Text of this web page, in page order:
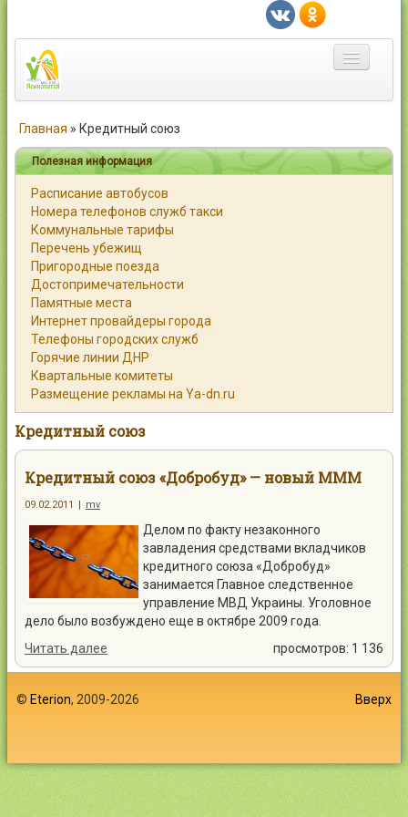
Город
Статьи
Каталог
Справочник
Работа
Объявления
Помощь
Контакты
Главная » Кредитный союз
Полезная информация
Расписание автобусов
Номера телефонов служб такси
Коммунальные тарифы
Перечень убежищ
Пригородные поезда
Достопримечательности
Памятные места
Интернет провайдеры города
Телефоны городских служб
Горячие линии ДНР
Квартальные комитеты
Размещение рекламы на Ya-dn.ru
Кредитный союз
Кредитный союз «Добробуд» — новый МММ
09.02.2011 | mv
Делом по факту незаконного
завладения средствами вкладчиков
кредитного союза «Добробуд»
занимается Главное следственное
управление МВД Украины. Уголовное
дело было возбуждено еще в октябре 2009 года.
Читать далее
просмотров: 1 136
© Eterion, 2009-2026 Вверх